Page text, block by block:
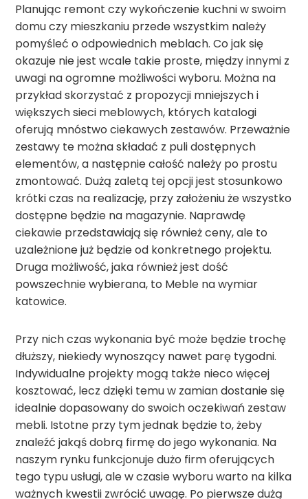
Planując remont czy wykończenie kuchni w swoim
domu czy mieszkaniu przede wszystkim należy
pomyśleć o odpowiednich meblach. Co jak się
okazuje nie jest wcale takie proste, między innymi z
uwagi na ogromne możliwości wyboru. Można na
przykład skorzystać z propozycji mniejszych i
większych sieci meblowych, których katalogi
oferują mnóstwo ciekawych zestawów. Przeważnie
zestawy te można składać z puli dostępnych
elementów, a następnie całość należy po prostu
zmontować. Dużą zaletą tej opcji jest stosunkowo
krótki czas na realizację, przy założeniu że wszystko
dostępne będzie na magazynie. Naprawdę
ciekawie przedstawiają się również ceny, ale to
uzależnione już będzie od konkretnego projektu.
Druga możliwość, jaka również jest dość
powszechnie wybierana, to Meble na wymiar
katowice.
Przy nich czas wykonania być może będzie trochę
dłuższy, niekiedy wynoszący nawet parę tygodni.
Indywidualne projekty mogą także nieco więcej
kosztować, lecz dzięki temu w zamian dostanie się
idealnie dopasowany do swoich oczekiwań zestaw
mebli. Istotne przy tym jednak będzie to, żeby
znaleźć jakąś dobrą firmę do jego wykonania. Na
naszym rynku funkcjonuje dużo firm oferujących
tego typu usługi, ale w czasie wyboru warto na kilka
ważnych kwestii zwrócić uwagę. Po pierwsze dużą